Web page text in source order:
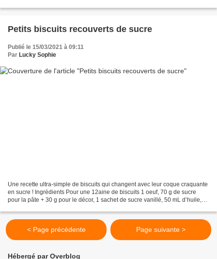
Petits biscuits recouverts de sucre
Publié le 15/03/2021 à 09:11
Par Lucky Sophie
Une recette ultra-simple de biscuits qui changent avec leur coque craquante
en sucre ! Ingrédients Pour une 12aine de biscuits 1 oeuf, 70 g de sucre
pour la pâte + 30 g pour le décor, 1 sachet de sucre vanillé, 50 mL d’huile,
< Page précédente Page suivante >
Hébergé par Overblog